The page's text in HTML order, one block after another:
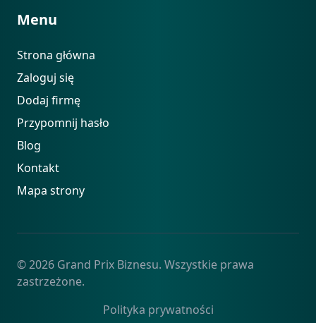
Menu
Strona główna
Zaloguj się
Dodaj firmę
Przypomnij hasło
Blog
Kontakt
Mapa strony
© 2026 Grand Prix Biznesu. Wszystkie prawa
zastrzeżone.
Polityka prywatności